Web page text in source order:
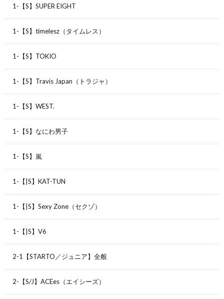
1-【S】SUPER EIGHT
1-【S】timelesz（タイムレス）
1-【S】TOKIO
1-【S】Travis Japan（トラジャ）
1-【S】WEST.
1-【S】なにわ男子
1-【S】嵐
1-【|S】KAT-TUN
1-【|S】Sexy Zone（セクゾ）
1-【|S】V6
2-1【STARTO／ジュニア】全般
2-【S/J】ACEes（エイシーズ）